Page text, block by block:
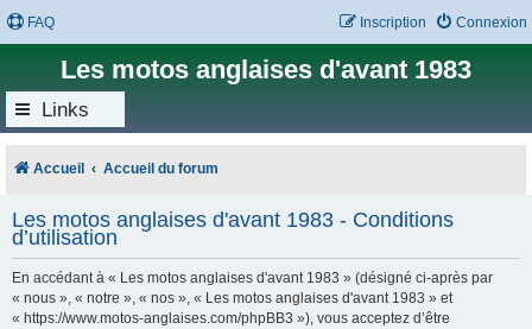
FAQ Connexion
Inscription
Les motos anglaises d'avant 1983
Links
Accueil Accueil du forum
Les motos anglaises d'avant 1983 - Conditions
d’utilisation
En accédant à « Les motos anglaises d'avant 1983 » (désigné ci-après par
« nous », « notre », « nos », « Les motos anglaises d'avant 1983 » et
« https://www.motos-anglaises.com/phpBB3 »), vous acceptez d’être